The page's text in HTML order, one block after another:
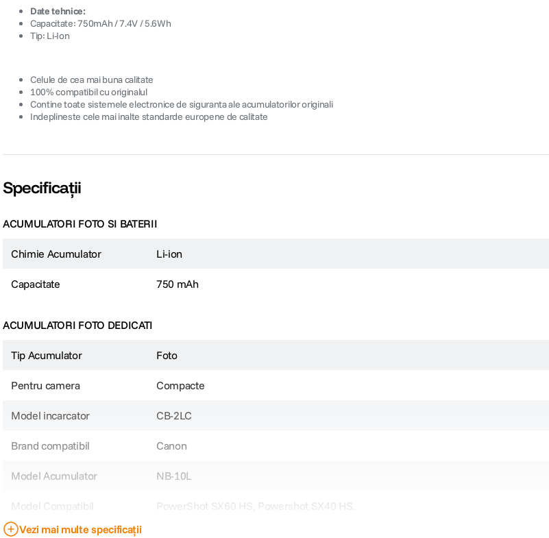
Date tehnice:
Capacitate: 750mAh / 7.4V / 5.6Wh
Tip: Li-Ion
Celule de cea mai buna calitate
100% compatibil cu originalul
Contine toate sistemele electronice de siguranta ale acumulatorilor originali
Indeplineste cele mai inalte standarde europene de calitate
Specificații
ACUMULATORI FOTO SI BATERII
Chimie Acumulator Li-ion
Capacitate 750 mAh
ACUMULATORI FOTO DEDICATI
Tip Acumulator Foto
Pentru camera Compacte
Model incarcator CB-2LC
Brand compatibil Canon
Model Acumulator NB-10L
Model Compatibil PowerShot SX60 HS, Powershot SX40 HS.
Vezi mai multe specificații